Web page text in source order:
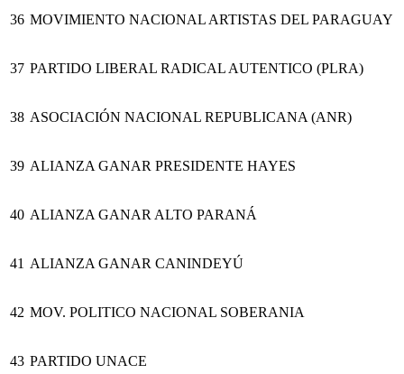
36 MOVIMIENTO NACIONAL ARTISTAS DEL PARAGUAY
37 PARTIDO LIBERAL RADICAL AUTENTICO (PLRA)
38 ASOCIACIÓN NACIONAL REPUBLICANA (ANR)
39 ALIANZA GANAR PRESIDENTE HAYES
40 ALIANZA GANAR ALTO PARANÁ
41 ALIANZA GANAR CANINDEYÚ
42 MOV. POLITICO NACIONAL SOBERANIA
43 PARTIDO UNACE